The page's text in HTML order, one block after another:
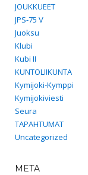
JOUKKUEET
JPS-75 V
Juoksu
Klubi
Kubi II
KUNTOLIIKUNTA
Kymijoki-Kymppi
Kymijokiviesti
Seura
TAPAHTUMAT
Uncategorized
META